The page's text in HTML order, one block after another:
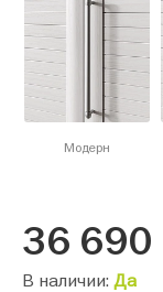
Модерн
36 690
В наличии: Да